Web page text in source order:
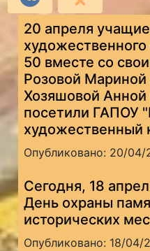
20 апреля
50 вместе со
Розовой
Хозяшовой Анной
посетили ГАПОУ
художественный
Опубликовано: 20/04/
Сегодня, 18
День охраны
исторических
Опубликовано: 18/04/